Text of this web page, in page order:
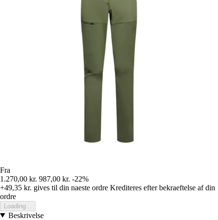
Fra
1.270,00 kr. 987,00 kr. -22%
+49,35 kr. gives til din naeste ordre Krediteres efter bekraeftelse af din
ordre
Loading...
Beskrivelse